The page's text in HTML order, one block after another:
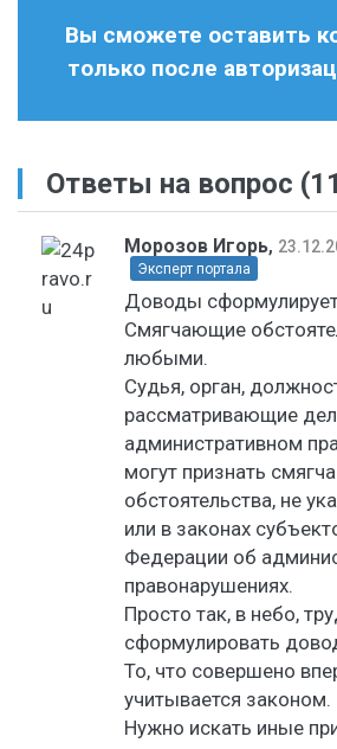
Вы сможете оставить
только после
Ответы на вопрос
Морозов Игорь,
Эксперт портала
Доводы
Смягчающие
любыми.
Судья, орган,
рассматривающие
административном
могут признать
обстоятельства, не
или в законах
Федерации об
правонарушениях.
Просто так, в небо,
сформулировать
То, что совершено
учитывается законом.
Нужно искать иные